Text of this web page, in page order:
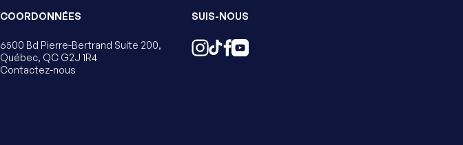
COORDONNÉES
6500 Bd Pierre-Bertrand Suite 200,
Québec, QC G2J 1R4
Contactez-nous
SUIS-NOUS